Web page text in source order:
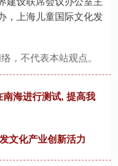
，上海儿童国际文化发
，不代表本站观点。
海进行测试, 提高我
文化产业创新活力